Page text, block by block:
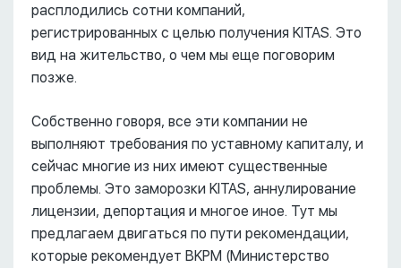
расплодились сотни компаний,
регистрированных с целью получения KITAS. Это
вид на жительство, о чем мы еще поговорим
позже.
Собственно говоря, все эти компании не
выполняют требования по уставному капиталу, и
сейчас многие из них имеют существенные
проблемы. Это заморозки KITAS, аннулирование
лицензии, депортация и многое иное. Тут мы
предлагаем двигаться по пути рекомендации,
которые рекомендует BKPM (Министерство